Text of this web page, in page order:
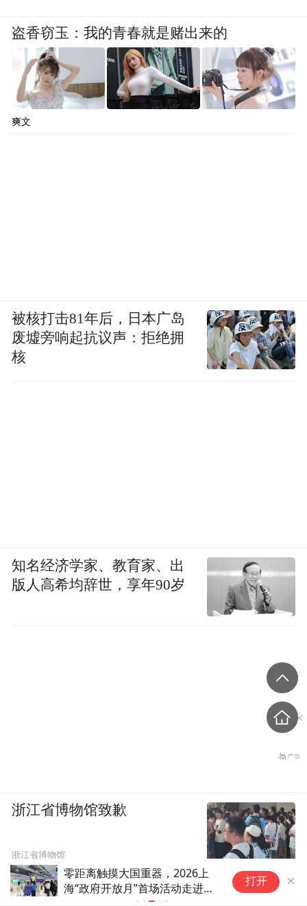
零距离触摸大国重器，2026上
海“政府开放月”首场活动走进数
山东：专利
打开
盗香窃玉：我的青春就是赌出来的
爽文
被核打击81年后，日本广岛
废墟旁响起抗议声：拒绝拥
核
知名经济学家、教育家、出
版人高希均辞世，享年90岁
浙江省博物馆致歉
浙江省博物馆